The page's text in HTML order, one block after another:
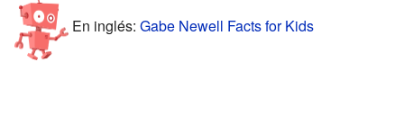
En inglés: Gabe Newell Facts for Kids